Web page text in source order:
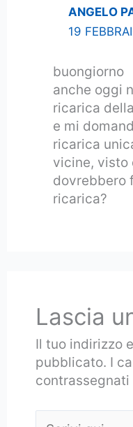
ANGELO
19
buongiorno
anche oggi
ricarica
e mi
ricarica
vicine, visto
dovrebbero
ricarica?
Lascia
Il tuo indirizzo
pubblicato. I
contrassegnati